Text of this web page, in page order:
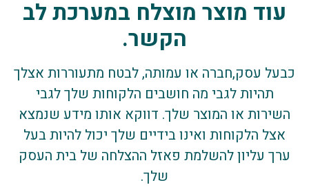
עוד מוצר מוצלח במערכת לב
הקשר.
כבעל עסק,חברה או עמותה, לבטח מתעוררות אצלך
תהיות לגבי מה חושבים הלקוחות שלך לגבי
השירות או המוצר שלך. דווקא אותו מידע שנמצא
אצל הלקוחות ואינו בידיים שלך יכול להיות בעל
ערך עליון להשלמת פאזל ההצלחה של בית העסק
שלך.